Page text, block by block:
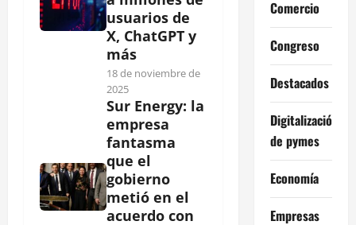
usuarios de
X, ChatGPT y
más
18 de noviembre de
2025
Sur Energy: la
empresa
fantasma
que el
gobierno
metió en el
acuerdo con
Comercio
Congreso
Destacados
Digitalización
de pymes
Economía
Empresas